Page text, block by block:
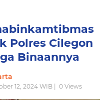
Polres Cilegon
Binaannya
12, 2024 WIB | 0Views